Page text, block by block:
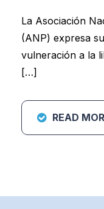
La Asociación
(ANP) expresa
vulneración a la
[…]
READ